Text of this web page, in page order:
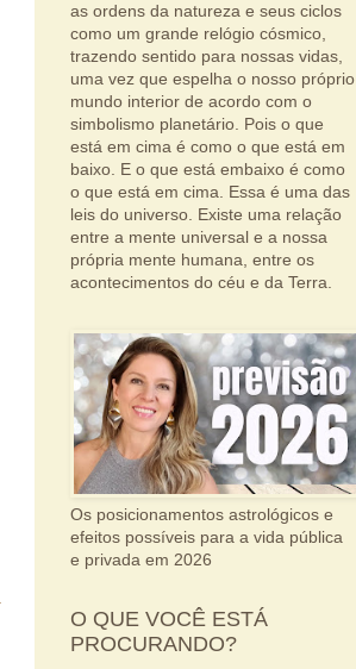
as ordens da natureza e seus ciclos
como um grande relógio cósmico,
trazendo sentido para nossas vidas,
uma vez que espelha o nosso próprio
mundo interior de acordo com o
simbolismo planetário. Pois o que
está em cima é como o que está em
baixo. E o que está embaixo é como
o que está em cima. Essa é uma das
leis do universo. Existe uma relação
entre a mente universal e a nossa
própria mente humana, entre os
acontecimentos do céu e da Terra.
Os posicionamentos astrológicos e
efeitos possíveis para a vida pública
e privada em 2026
O QUE VOCÊ ESTÁ
PROCURANDO?